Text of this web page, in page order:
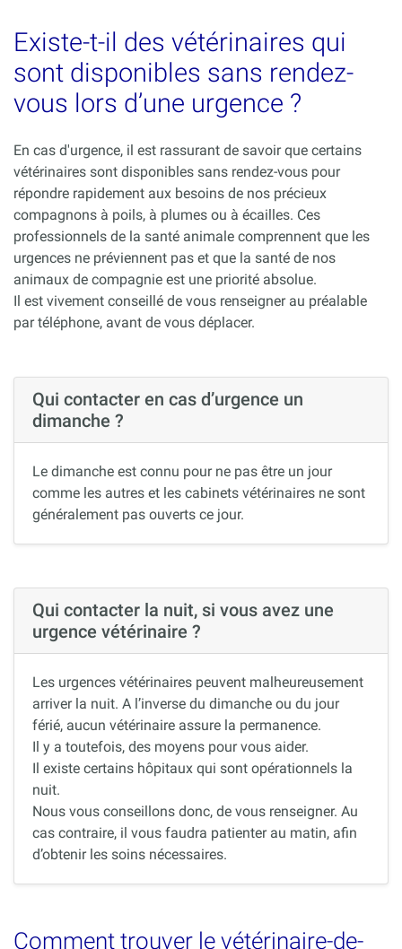
Existe-t-il des vétérinaires qui
sont disponibles sans rendez-
vous lors d’une urgence ?
En cas d'urgence, il est rassurant de savoir que certains
vétérinaires sont disponibles sans rendez-vous pour
répondre rapidement aux besoins de nos précieux
compagnons à poils, à plumes ou à écailles. Ces
professionnels de la santé animale comprennent que les
urgences ne préviennent pas et que la santé de nos
animaux de compagnie est une priorité absolue.
Il est vivement conseillé de vous renseigner au préalable
par téléphone, avant de vous déplacer.
Qui contacter en cas d’urgence un
dimanche ?
Le dimanche est connu pour ne pas être un jour
comme les autres et les cabinets vétérinaires ne sont
généralement pas ouverts ce jour.
Qui contacter la nuit, si vous avez une
urgence vétérinaire ?
Les urgences vétérinaires peuvent malheureusement
arriver la nuit. A l’inverse du dimanche ou du jour
férié, aucun vétérinaire assure la permanence.
Il y a toutefois, des moyens pour vous aider.
Il existe certains hôpitaux qui sont opérationnels la
nuit.
Nous vous conseillons donc, de vous renseigner. Au
cas contraire, il vous faudra patienter au matin, afin
d’obtenir les soins nécessaires.
Comment trouver le vétérinaire-de-